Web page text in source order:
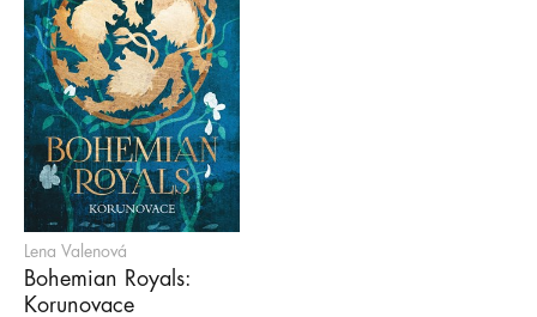
Lena Valenová
Bohemian Royals:
Korunovace